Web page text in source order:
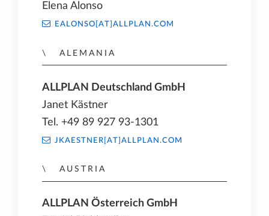
Elena Alonso
EALONSO[AT]ALLPLAN.COM
ALEMANIA
ALLPLAN Deutschland GmbH
Janet Kästner
Tel. +49 89 927 93-1301
JKAESTNER[AT]ALLPLAN.COM
AUSTRIA
ALLPLAN Österreich GmbH